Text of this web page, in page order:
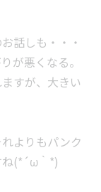
話しも・・・
が悪くなる。
すが、大きい
よりもパンク
ね(*´ω｀*)